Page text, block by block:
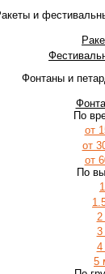
и
Фонтаны и
По
от
от
от
По
2
3
4
5